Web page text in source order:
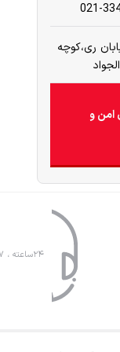
ری،کوچه
امن و
۲۴ساعته ، ۷روز هفته